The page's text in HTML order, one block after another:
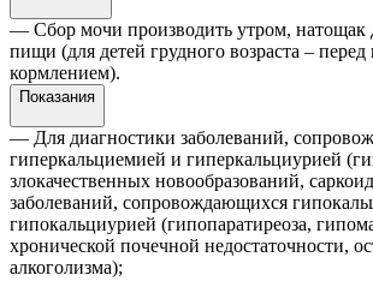
— Сбор мочи производить утром, натощак
пищи (для детей грудного возраста –
кормлением).
Показания
— Для диагностики заболеваний,
гиперкальциемией и гиперкальциурией
злокачественных новообразований,
заболеваний, сопровождающихся
гипокальциурией (гипопаратиреоза,
хронической почечной недостаточности,
алкоголизма);